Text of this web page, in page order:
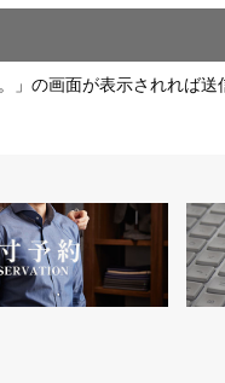
の画面が表示されれば送